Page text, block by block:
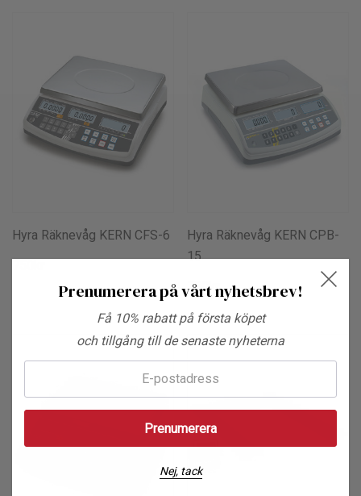
Hyra Räknevåg KERN CFS-6
Hyra Räknevåg KERN CPB-
15
750kr
Prenumerera på vårt nyhetsbrev!
Få 10% rabatt på första köpet
och tillgång till de senaste nyheterna
Nej, tack